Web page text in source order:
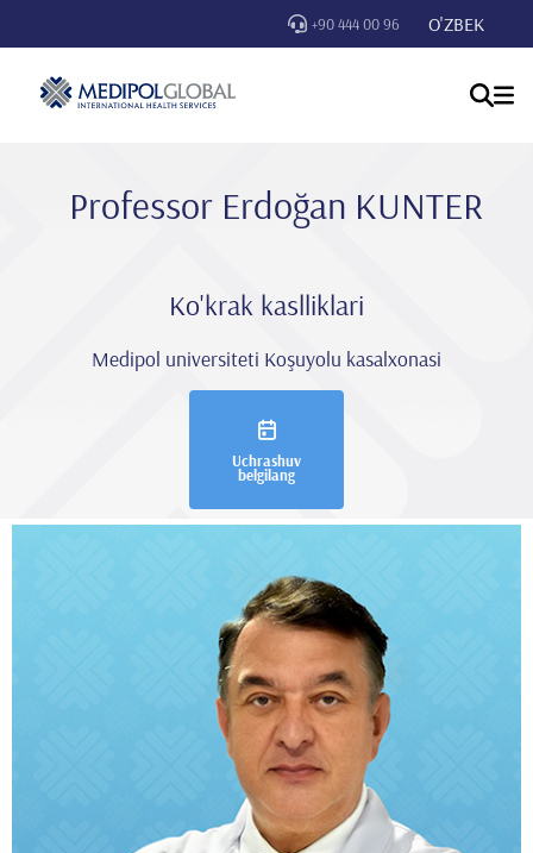
+90 444 00 96 O'ZBEK
Professor Erdoğan KUNTER
Ko'krak kaslliklari
Medipol universiteti Koşuyolu kasalxonasi
Uchrashuv
belgilang